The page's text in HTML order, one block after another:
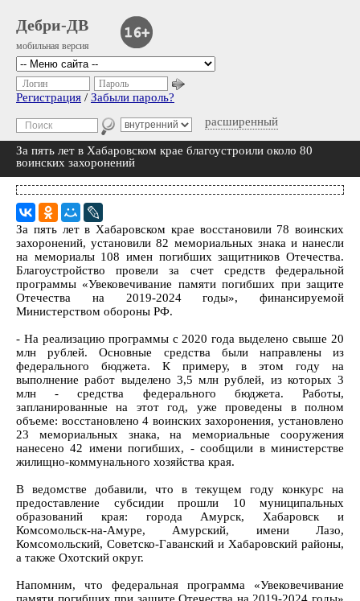
Дебри-ДВ
мобильная версия
расширенный
Логин Пароль
Регистрация / Забыли пароль?
За пять лет в Хабаровском крае благоустроили около 80
воинских захоронений
За пять лет в Хабаровском крае восстановили 78 воинских
захоронений, установили 82 мемориальных знака и нанесли
на мемориалы 108 имен погибших защитников Отечества.
Благоустройство провели за счет средств федеральной
программы «Увековечивание памяти погибших при защите
Отечества на 2019-2024 годы», финансируемой
Министерством обороны РФ.
- На реализацию программы с 2020 года выделено свыше 20
млн рублей. Основные средства были направлены из
федерального бюджета. К примеру, в этом году на
выполнение работ выделено 3,5 млн рублей, из которых 3
млн - средства федерального бюджета. Работы,
запланированные на этот год, уже проведены в полном
объеме: восстановлено 4 воинских захоронения, установлено
23 мемориальных знака, на мемориальные сооружения
нанесено 42 имени погибших, - сообщили в министерстве
жилищно-коммунального хозяйства края.
В ведомстве добавили, что в текущем году конкурс на
предоставление субсидии прошли 10 муниципальных
образований края: города Амурск, Хабаровск и
Комсомольск-на-Амуре, Амурский, имени Лазо,
Комсомольский, Советско-Гаванский и Хабаровский районы,
а также Охотский округ.
Напомним, что федеральная программа «Увековечивание